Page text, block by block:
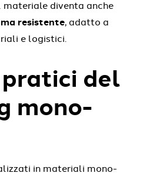
diventa anche
resistente, adatto a
e logistici.
del
mono-
in materiali mono-